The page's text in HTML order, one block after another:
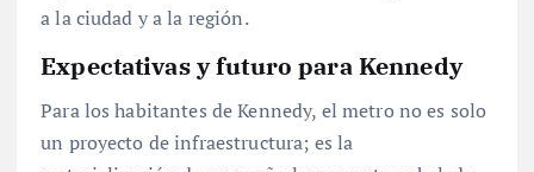
a la ciudad y a la región.
Expectativas y futuro para Kennedy
Para los habitantes de Kennedy, el metro no es solo
un proyecto de infraestructura; es la